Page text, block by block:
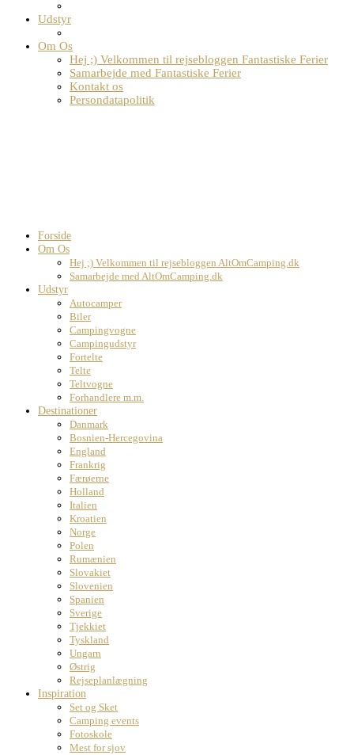
Udstyr
Om Os
Hej ;) Velkommen til rejsebloggen Fantastiske Ferier
Samarbejde med Fantastiske Ferier
Kontakt os
Persondatapolitik
Forside
Om Os
Hej ;) Velkommen til rejsebloggen AltOmCamping.dk
Samarbejde med AltOmCamping.dk
Udstyr
Autocamper
Biler
Campingvogne
Campingudstyr
Fortelte
Telte
Teltvogne
Forhandlere m.m.
Destinationer
Danmark
Bosnien-Hercegovina
England
Frankrig
Færøerne
Holland
Italien
Kroatien
Norge
Polen
Rumænien
Slovakiet
Slovenien
Spanien
Sverige
Tjekkiet
Tyskland
Ungarn
Østrig
Rejseplanlægning
Inspiration
Set og Sket
Camping events
Fotoskole
Mest for sjov